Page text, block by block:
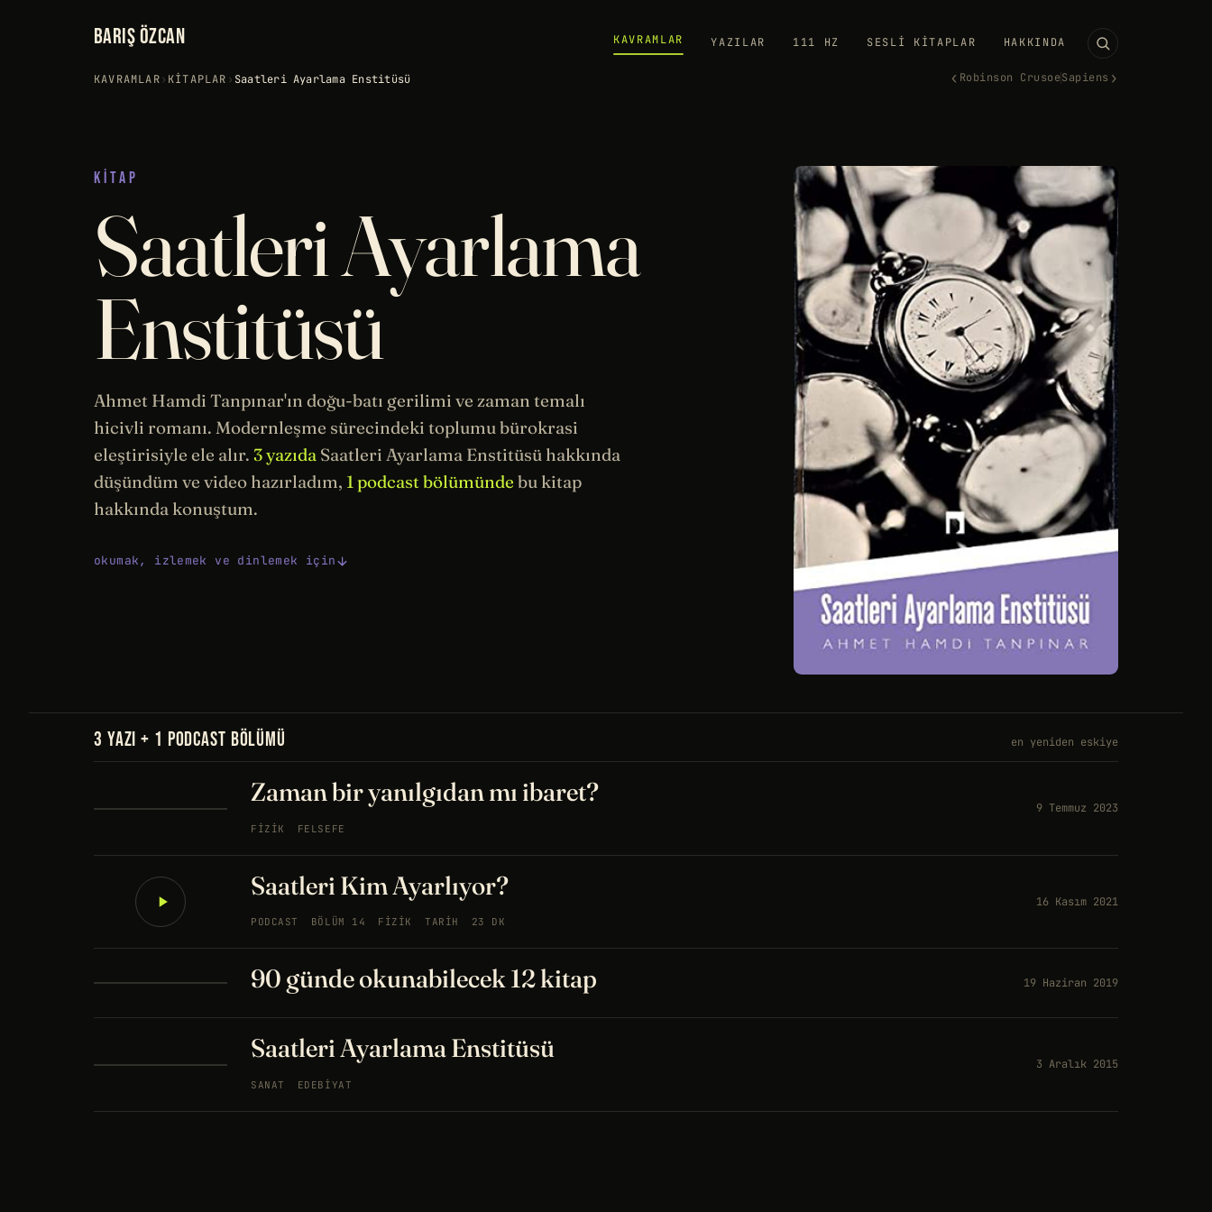
BARIŞ ÖZCAN KAVRAMLAR YAZILAR 111 HZ SESLI KITAPLAR HAKKINDA
KAVRAMLAR› KITAPLAR › Saatleri Ayarlama Enstitüsü ‹ Robinson CrusoeSapiens ›
KITAP
Saatleri Ayarlama
Enstitüsü
Ahmet Hamdi Tanpınar'ın doğu-batı gerilimi ve zaman temalı
hicivli romanı. Modernleşme sürecindeki toplumu bürokrasi
eleştirisiyle ele alır. 3 yazıda Saatleri Ayarlama Enstitüsü hakkında
düşündüm ve video hazırladım, 1 podcast bölümünde bu kitap
hakkında konuştum.
okumak, izlemek ve dinlemek için
3 YAZI + 1 PODCAST BÖLÜMÜ en yeniden eskiye
Zaman bir yanılgıdan mı ibaret?
FIZIK FELSEFE
9 Temmuz 2023
Saatleri Kim Ayarlıyor?
PODCAST BÖLÜM 14 FIZIK TARIH 23 DK
16 Kasım 2021
90 günde okunabilecek 12 kitap 19 Haziran 2019
Saatleri Ayarlama Enstitüsü
SANAT EDEBIYAT
3 Aralık 2015